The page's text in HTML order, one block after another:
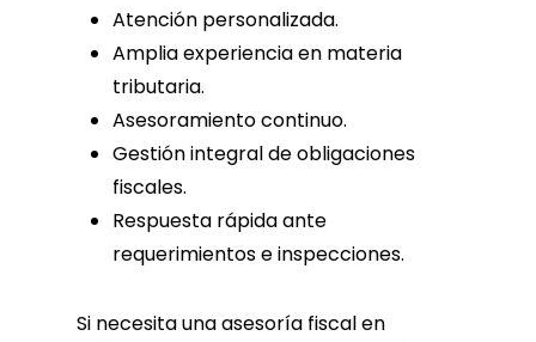
Atención personalizada.
Amplia experiencia en materia
tributaria.
Asesoramiento continuo.
Gestión integral de obligaciones
fiscales.
Respuesta rápida ante
requerimientos e inspecciones.
Si necesita una asesoría fiscal en